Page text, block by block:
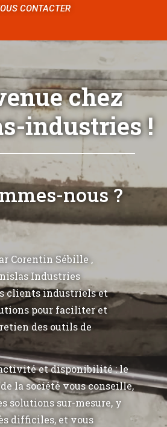
CONTACTER
chez
industries !
nous ?
Corentin Sébille ,
Industries
clients industriels et
pour faciliter et
des outils de
et disponibilité : le
la société vous conseille,
solutions sur-mesure, y
difficiles, et vous